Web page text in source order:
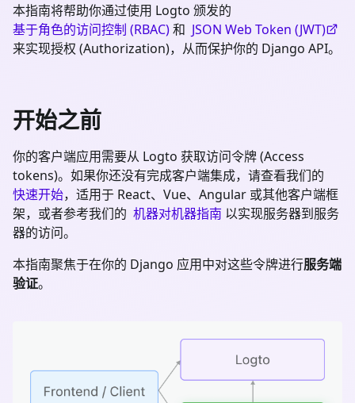
本指南将帮助你通过使用 Logto 颁发的
基于角色的访问控制 (RBAC)和 JSON Web Token (JWT)
来实现授权 (Authorization)，从而保护你的 Django API。
开始之前
你的客户端应用需要从 Logto 获取访问令牌 (Access
tokens)。如果你还没有完成客户端集成，请查看我们的
快速开始，适用于 React、Vue、Angular 或其他客户端框
架，或者参考我们的 机器对机器指南 以实现服务器到服务
器的访问。
本指南聚焦于在你的 Django 应用中对这些令牌进行服务端
验证。